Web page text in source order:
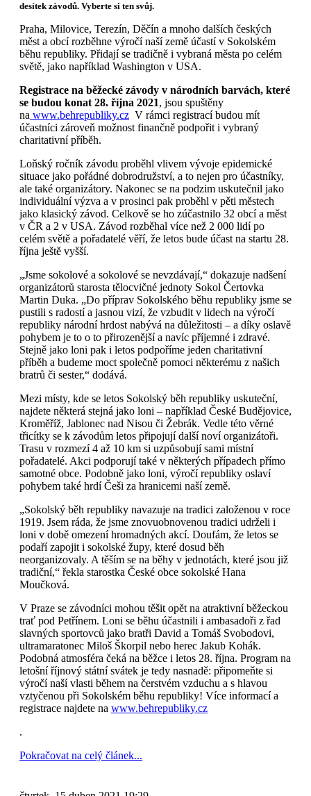
desítek závodů. Vyberte si ten svůj.
Praha, Milovice, Terezín, Děčín a mnoho dalších českých
měst a obcí rozběhne výročí naší země účastí v Sokolském
běhu republiky. Přidají se tradičně i vybraná města po celém
světě, jako například Washington v USA.
Registrace na běžecké závody v národních barvách, které
se budou konat 28. října 2021, jsou spuštěny
na www.behrepubliky.cz V rámci registrací budou mít
účastníci zároveň možnost finančně podpořit i vybraný
charitativní příběh.
Loňský ročník závodu proběhl vlivem vývoje epidemické
situace jako pořádné dobrodružství, a to nejen pro účastníky,
ale také organizátory. Nakonec se na podzim uskutečnil jako
individuální výzva a v prosinci pak proběhl v pěti městech
jako klasický závod. Celkově se ho zúčastnilo 32 obcí a měst
v ČR a 2 v USA. Závod rozběhal více než 2 000 lidí po
celém světě a pořadatelé věří, že letos bude účast na startu 28.
října ještě vyšší.
„Jsme sokolové a sokolové se nevzdávají,“ dokazuje nadšení
organizátorů starosta tělocvičné jednoty Sokol Čertovka
Martin Duka. „Do příprav Sokolského běhu republiky jsme se
pustili s radostí a jasnou vizí, že vzbudit v lidech na výročí
republiky národní hrdost nabývá na důležitosti – a díky oslavě
pohybem je to o to přirozenější a navíc příjemné i zdravé.
Stejně jako loni pak i letos podpoříme jeden charitativní
příběh a budeme moct společně pomoci některému z našich
bratrů či sester,“ dodává.
Mezi místy, kde se letos Sokolský běh republiky uskuteční,
najdete některá stejná jako loni – například České Budějovice,
Kroměříž, Jablonec nad Nisou či Žebrák. Vedle této věrné
třicítky se k závodům letos připojují další noví organizátoři.
Trasu v rozmezí 4 až 10 km si uzpůsobují sami místní
pořadatelé. Akci podporují také v některých případech přímo
samotné obce. Podobně jako loni, výročí republiky oslaví
pohybem také hrdí Češi za hranicemi naší země.
„Sokolský běh republiky navazuje na tradici založenou v roce
1919. Jsem ráda, že jsme znovuobnovenou tradici udrželi i
loni v době omezení hromadných akcí. Doufám, že letos se
podaří zapojit i sokolské župy, které dosud běh
neorganizovaly. A těším se na běhy v jednotách, které jsou již
tradiční,“ řekla starostka České obce sokolské Hana
Moučková.
V Praze se závodníci mohou těšit opět na atraktivní běžeckou
trať pod Petřínem. Loni se běhu účastnili i ambasadoři z řad
slavných sportovců jako bratři David a Tomáš Svobodovi,
ultramaratonec Miloš Škorpil nebo herec Jakub Kohák.
Podobná atmosféra čeká na běžce i letos 28. října. Program na
letošní říjnový státní svátek je tedy nasnadě: připomeňte si
výročí naší vlasti během na čerstvém vzduchu a s hlavou
vztyčenou při Sokolském běhu republiky! Více informací a
registrace najdete na www.behrepubliky.cz
.
Pokračovat na celý článek...